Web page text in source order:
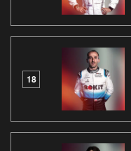
18